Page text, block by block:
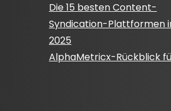
Die 15 besten Content-
Syndication-Plattformen
2025
AlphaMetricx-Rückblick